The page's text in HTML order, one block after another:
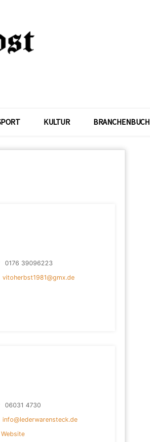
KULTUR BRANCHENBUCH
0176 39096223
vitoherbst1981@gmx.de
06031 4730
info@lederwarensteck.de
Website